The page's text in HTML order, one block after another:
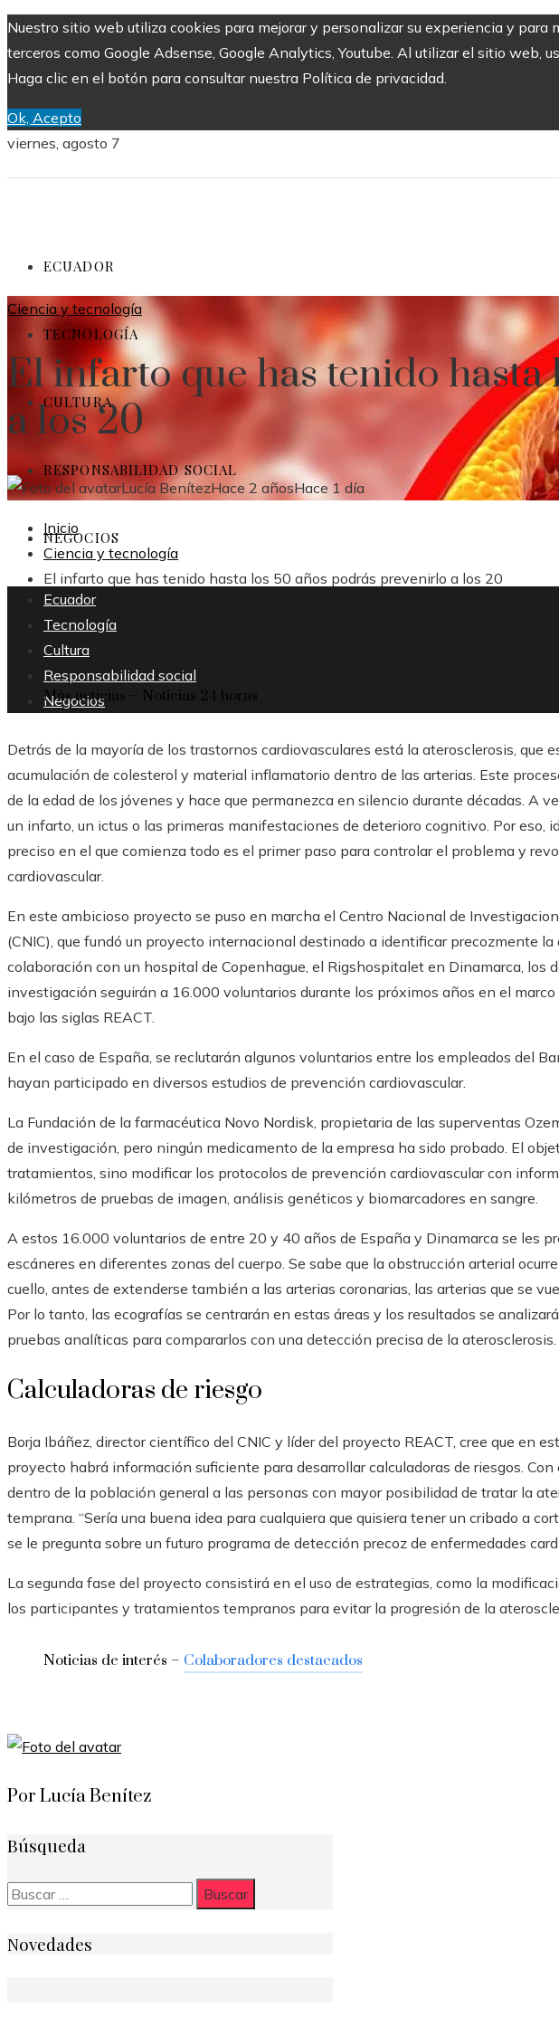
Nuestro sitio web utiliza cookies para mejorar y personalizar su experiencia y
terceros como Google Adsense, Google Analytics, Youtube. Al utilizar el sitio web,
Haga clic en el botón para consultar nuestra Política de privacidad.
Ok, Acepto
viernes, agosto 7
ECUADOR
TECNOLOGÍA
CULTURA
RESPONSABILIDAD SOCIAL
NEGOCIOS
Ecuador
Tecnología
Cultura
Responsabilidad social
Negocios
Ciencia y tecnología
El infarto que has tenido
a los 20
Lucía BenítezHace 2 añosHace 1 día
Inicio
Ciencia y tecnología
El infarto que has tenido hasta los 50 años podrás prevenirlo a los 20
Más noticias – Noticias 24 horas
Detrás de la mayoría de los trastornos cardiovasculares está la aterosclerosis, que
acumulación de colesterol y material inflamatorio dentro de las arterias. Este
de la edad de los jóvenes y hace que permanezca en silencio durante décadas. A
un infarto, un ictus o las primeras manifestaciones de deterioro cognitivo. Por eso,
preciso en el que comienza todo es el primer paso para controlar el problema y
cardiovascular.
En este ambicioso proyecto se puso en marcha el Centro Nacional de
(CNIC), que fundó un proyecto internacional destinado a identificar precozmente la
colaboración con un hospital de Copenhague, el Rigshospitalet en Dinamarca, los
investigación seguirán a 16.000 voluntarios durante los próximos años en el
bajo las siglas REACT.
En el caso de España, se reclutarán algunos voluntarios entre los empleados del
hayan participado en diversos estudios de prevención cardiovascular.
La Fundación de la farmacéutica Novo Nordisk, propietaria de las superventas
de investigación, pero ningún medicamento de la empresa ha sido probado. El
tratamientos, sino modificar los protocolos de prevención cardiovascular con
kilómetros de pruebas de imagen, análisis genéticos y biomarcadores en sangre.
A estos 16.000 voluntarios de entre 20 y 40 años de España y Dinamarca se les
escáneres en diferentes zonas del cuerpo. Se sabe que la obstrucción arterial
cuello, antes de extenderse también a las arterias coronarias, las arterias que se
Por lo tanto, las ecografías se centrarán en estas áreas y los resultados se
pruebas analíticas para compararlos con una detección precisa de la aterosclerosis.
Calculadoras de riesgo
Borja Ibáñez, director científico del CNIC y líder del proyecto REACT, cree que en
proyecto habrá información suficiente para desarrollar calculadoras de riesgos.
dentro de la población general a las personas con mayor posibilidad de tratar la
temprana. “Sería una buena idea para cualquiera que quisiera tener un cribado a
se le pregunta sobre un futuro programa de detección precoz de enfermedades
La segunda fase del proyecto consistirá en el uso de estrategias, como la
los participantes y tratamientos tempranos para evitar la progresión de la
Noticias de interés – Colaboradores destacados
Por Lucía Benítez
Búsqueda
Buscar:
Novedades